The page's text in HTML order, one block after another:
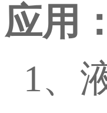
应用：
1、